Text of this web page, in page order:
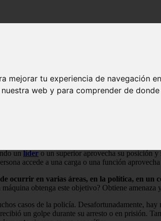
mejorar tu experiencia de navegación
web y para comprender de
un líder o un superior aprovecha su posición y
accede a una carga o una función
ocurrir en varias áreas, en la política, en un
obtenga este objetivo? Obtiene amenaza
casos de la policía. Desafortunadamente,
un golpe durante su arresto o en prisión.